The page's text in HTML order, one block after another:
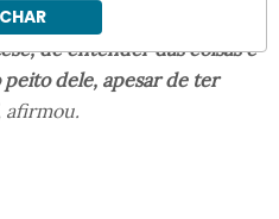
São Paulo,
de entender das coisas e
dele, apesar de ter
afirmou.